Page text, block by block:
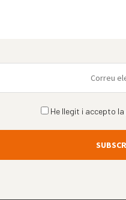
He llegit i accepto la